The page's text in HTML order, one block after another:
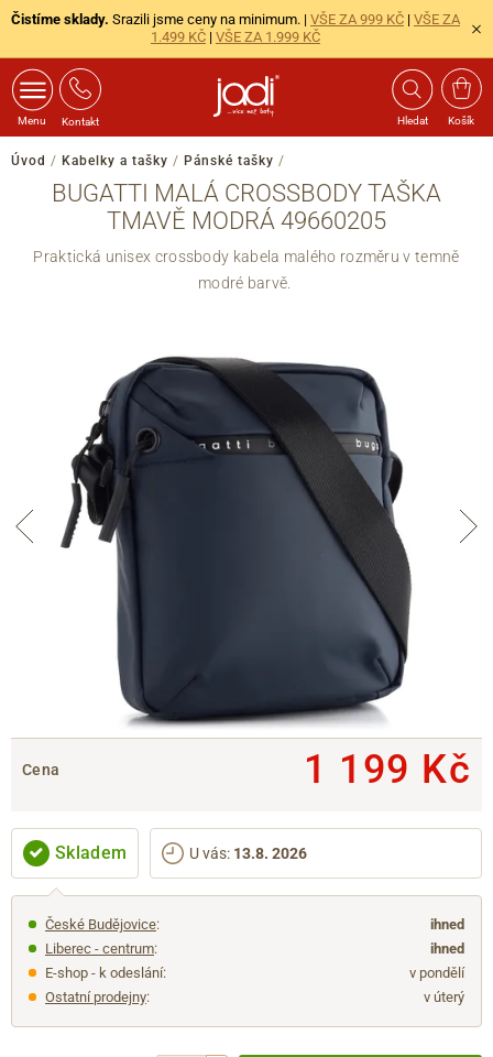
Čistíme sklady. Srazili jsme ceny na minimum. | VŠE ZA 999 KČ | VŠE ZA
1.499 KČ | VŠE ZA 1.999 KČ
Menu Kontakt Hledat Košík
Úvod / Kabelky a tašky / Pánské tašky /
BUGATTI MALÁ CROSSBODY TAŠKA
TMAVĚ MODRÁ 49660205
Praktická unisex crossbody kabela malého rozměru v temně
modré barvě.
Cena 1 199 Kč
Skladem U vás: 13.8. 2026
České Budějovice:
ihned
Liberec - centrum:
ihned
E-shop - k odeslání:
v pondělí
Ostatní prodejny: v úterý